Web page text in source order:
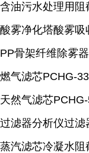
含油污水处理用阻
酸雾净化塔酸雾
PP骨架纤维除雾器
燃气滤芯PCHG-
天然气滤芯
过滤器分析仪过滤
蒸汽滤芯冷凝水阻